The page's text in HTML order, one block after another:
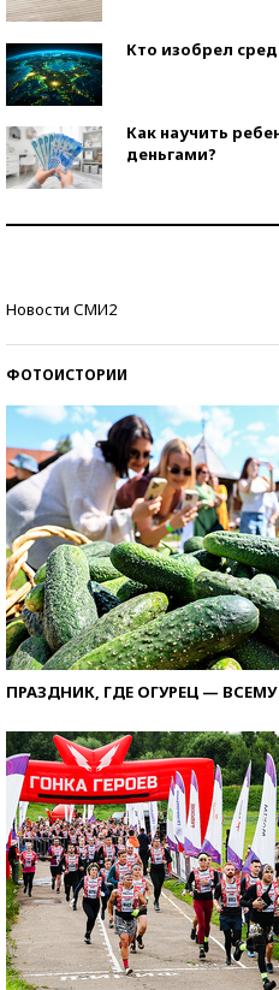
Кто изобрел
Как научить
деньгами?
Новости СМИ2
ФОТОИСТОРИИ
ПРАЗДНИК, ГДЕ ОГУРЕЦ —